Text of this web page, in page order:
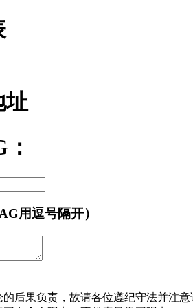
址
用逗号隔开）
后果负责，故请各位遵纪守法并注意